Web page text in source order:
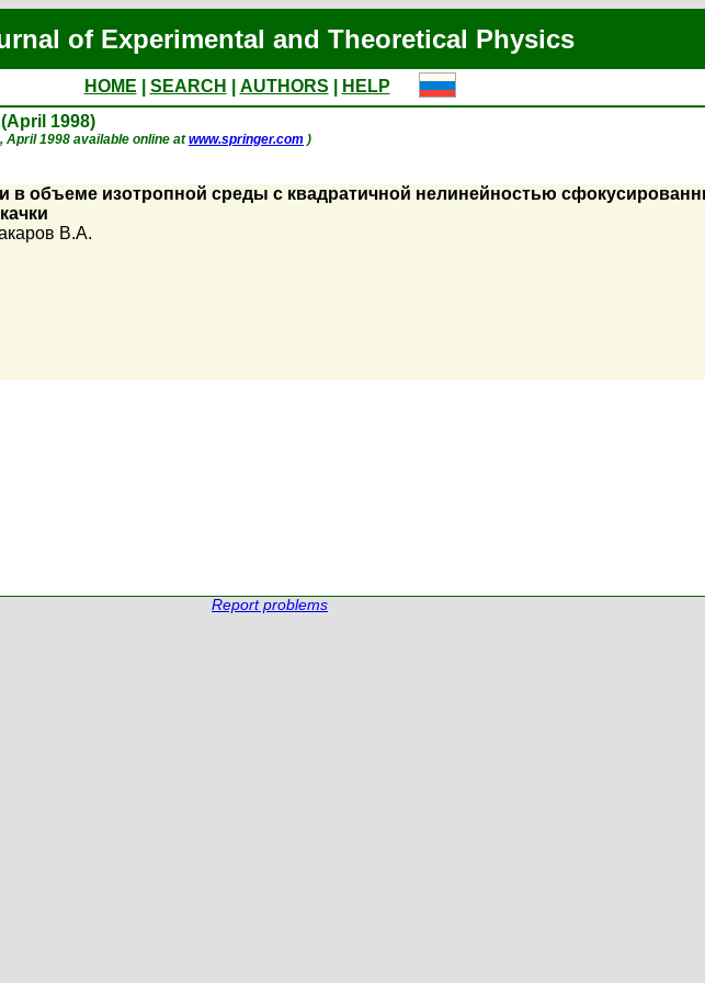
of Experimental and Theoretical Physics
HOME SEARCH AUTHORS
HELP
1998)
April 1998 available online atwww.springer.com )
в объеме изотропной среды с квадратичной нелинейностью
В.А.
Report problems